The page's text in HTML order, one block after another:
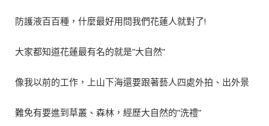
防護液百百種，什麼最好用問我們花蓮人就對了!
大家都知道花蓮最有名的就是”大自然”
像我以前的工作，上山下海還要跟著藝人四處外拍、出外景
難免有要進到草叢、森林，經歷大自然的”洗禮”